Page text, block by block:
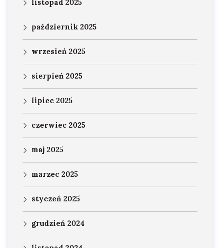
listopad 2025
październik 2025
wrzesień 2025
sierpień 2025
lipiec 2025
czerwiec 2025
maj 2025
marzec 2025
styczeń 2025
grudzień 2024